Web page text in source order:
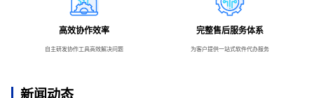
高效协作效率
自主研发协作工具高效解决问题
完整售后服务体系
为客户提供一站式软件代办服务
新闻动态